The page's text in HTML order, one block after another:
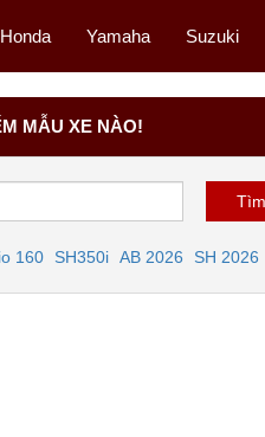
Honda Yamaha Suzuki
MẪU XE NÀO!
160 SH350i AB 2026 SH 2026